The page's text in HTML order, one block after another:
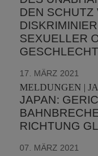
DEN SCHUTZ
SEXUELLER
17. MÄRZ 2021
MELDUNGEN |
JAPAN:
RICHTUNG
07. MÄRZ 2021